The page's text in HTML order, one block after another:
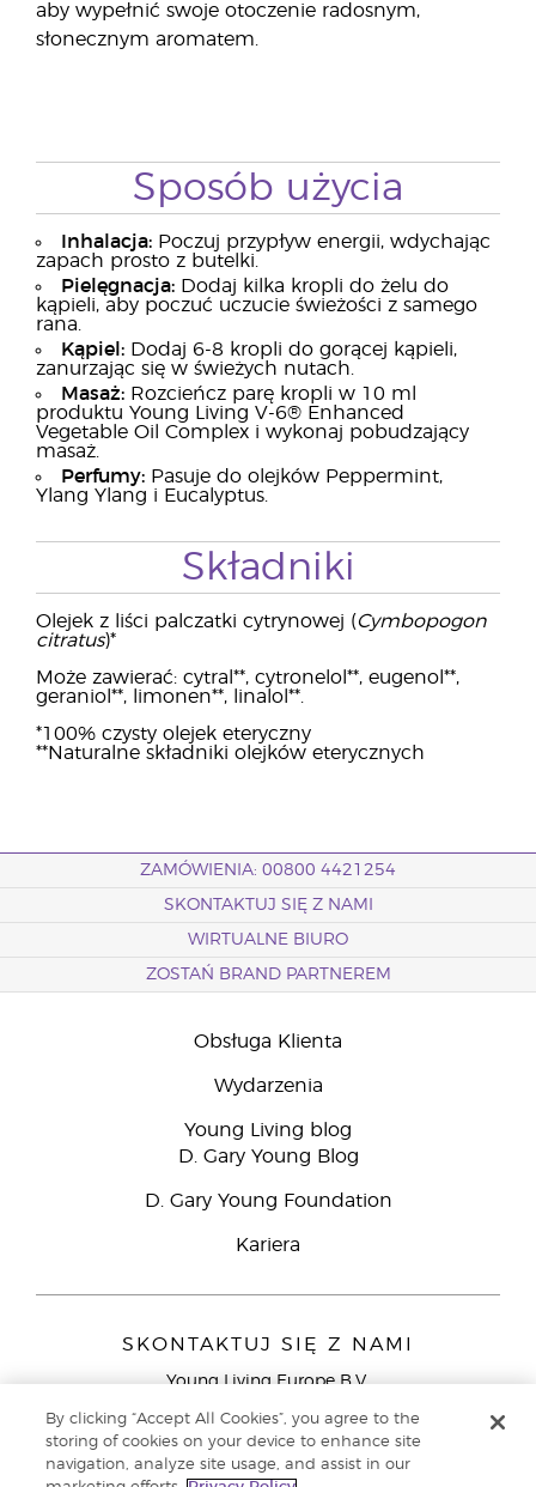
aby wypełnić swoje otoczenie radosnym,
słonecznym aromatem.
Sposób użycia
Inhalacja: Poczuj przypływ energii, wdychając
zapach prosto z butelki.
Pielęgnacja: Dodaj kilka kropli do żelu do
kąpieli, aby poczuć uczucie świeżości z samego
rana.
Kąpiel: Dodaj 6-8 kropli do gorącej kąpieli,
zanurzając się w świeżych nutach.
Masaż: Rozcieńcz parę kropli w 10 ml
produktu Young Living V-6® Enhanced
Vegetable Oil Complex i wykonaj pobudzający
masaż.
Perfumy: Pasuje do olejków Peppermint,
Ylang Ylang i Eucalyptus.
Składniki
Olejek z liści palczatki cytrynowej (Cymbopogon
citratus)*
Może zawierać: cytral**, cytronelol**, eugenol**,
geraniol**, limonen**, linalol**.
*100% czysty olejek eteryczny
**Naturalne składniki olejków eterycznych
ZAMÓWIENIA: 00800 4421254
SKONTAKTUJ SIĘ Z NAMI
WIRTUALNE BIURO
ZOSTAŃ BRAND PARTNEREM
Obsługa Klienta
Wydarzenia
Young Living blog
D. Gary Young Blog
D. Gary Young Foundation
Kariera
SKONTAKTUJ SIĘ Z NAMI
Young Living Europe B.V.
9727 AJ Groningen
By clicking “Accept All Cookies”, you agree to the
storing of cookies on your device to enhance site
navigation, analyze site usage, and assist in our